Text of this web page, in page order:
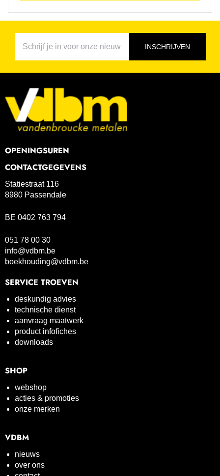
INSCHRIJVEN
OPENINGSUREN
CONTACTGEGEVENS
Statiestraat 116
8980 Passendale
BE 0402 763 794
051 78 00 30
info@vdbm.be
boekhouding@vdbm.be
SERVICE TROEVEN
deskundig advies
technische dienst
aanvraag maatwerk
product infofiches
downloads
SHOP
webshop
acties & promoties
onze merken
VDBM
nieuws
over ons